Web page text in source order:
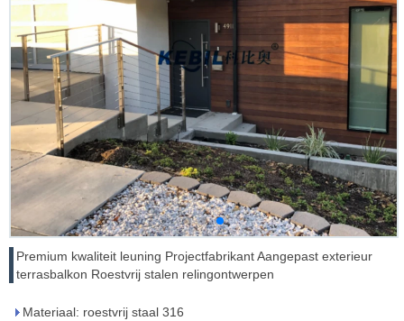
Premium kwaliteit leuning Projectfabrikant Aangepast exterieur
terrasbalkon Roestvrij stalen relingontwerpen
Materiaal: roestvrij staal 316